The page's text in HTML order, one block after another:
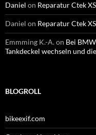
Daniel on Reparatur Ctek
Daniel on Reparatur Ctek
Emmming K.-A.on Bei
Tankdeckel wechseln und
BLOGROLL
bikeexif.com